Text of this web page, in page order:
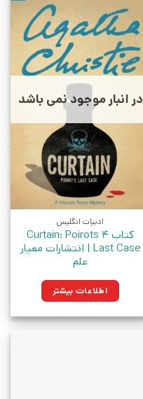
در انبار موجود نمی باشد
ادبیات انگلیس
کتاب 4 Curtain: Poirots
Last Case | انتشارات معیار
علم
اطلاعات بیشتر